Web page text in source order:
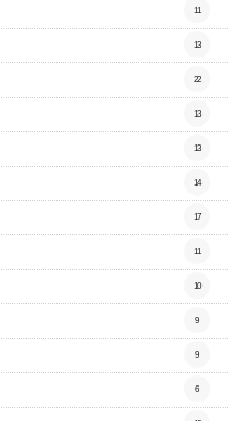
11
13
22
13
13
14
17
11
10
9
9
6